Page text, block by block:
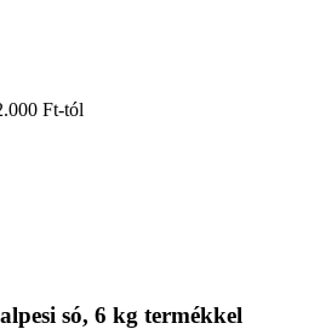
Ft-tól
só, 6 kg termékkel